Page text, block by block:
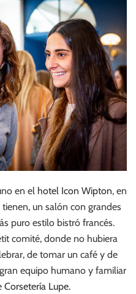
en el hotel Icon Wipton, en
un salón con grandes
puro estilo bistró francés.
comité, donde no hubiera
de tomar un café y de
equipo humano y familiar
Corsetería Lupe.